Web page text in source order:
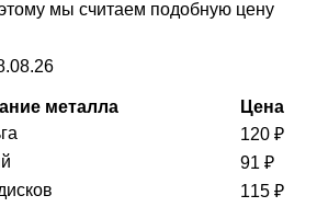
мы считаем подобную цену
металла
Цена
120 ₽
91 ₽
115 ₽